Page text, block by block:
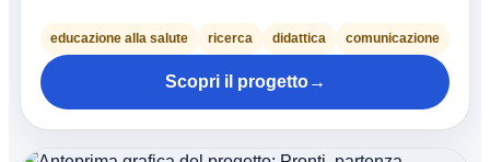
educazione alla salute ricerca didattica comunicazione
Scopri il progetto→